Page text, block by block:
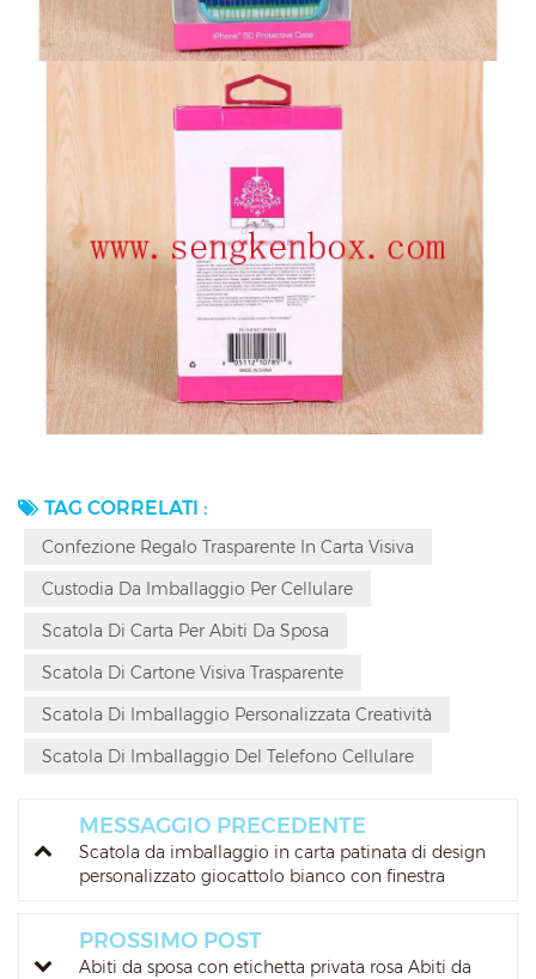
TAG CORRELATI :
Confezione Regalo Trasparente In Carta Visiva
Custodia Da Imballaggio Per Cellulare
Scatola Di Carta Per Abiti Da Sposa
Scatola Di Cartone Visiva Trasparente
Scatola Di Imballaggio Personalizzata Creatività
Scatola Di Imballaggio Del Telefono Cellulare
MESSAGGIO PRECEDENTE
Scatola da imballaggio in carta patinata di design
personalizzato giocattolo bianco con finestra
PROSSIMO POST
Abiti da sposa con etichetta privata rosa Abiti da